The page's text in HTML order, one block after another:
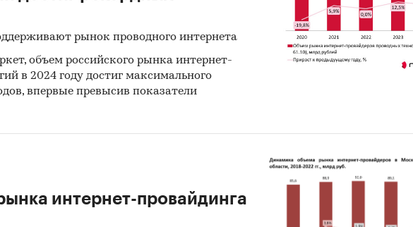
рынок проводного интернета
объем российского рынка интернет-
в 2024 году достиг максимального
впервые превысив показатели
интернет-провайдинга